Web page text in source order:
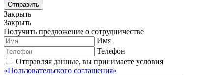
Отправить
Закрыть
Закрыть
Получить предложение о сотрудничестве
Имя
Телефон
Отправляя данные, вы принимаете условия
«Пользовательского соглашения»